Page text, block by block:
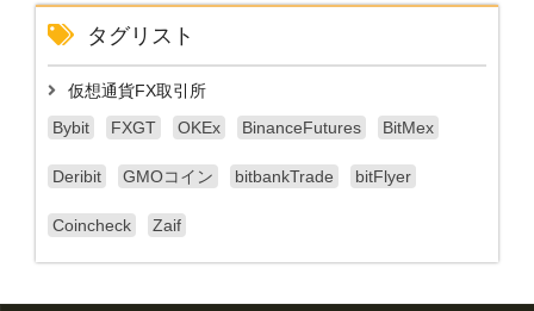
タグリスト
仮想通貨FX取引所
Bybit
FXGT OKEx BinanceFutures BitMex
Deribit GMOコイン bitbankTrade bitFlyer
Coincheck Zaif